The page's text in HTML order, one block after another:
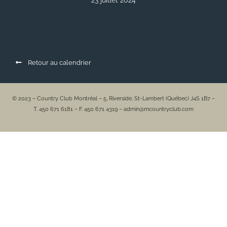
Retour au calendrier
© 2023 – Country Club Montréal – 5, Riverside, St-Lambert (Québec) J4S 1B7 –
T. 450 671 6181 – F. 450 671 4319 – admin@mcountryclub.com